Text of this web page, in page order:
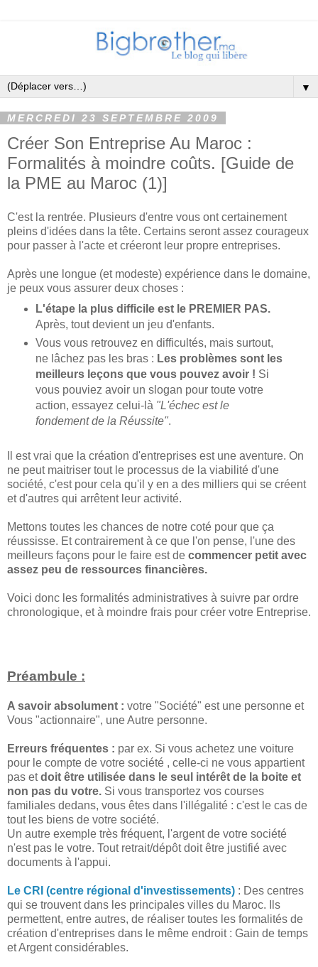
▼
MERCREDI 23 SEPTEMBRE 2009
Créer Son Entreprise Au Maroc :
Formalités à moindre coûts. [Guide de
la PME au Maroc (1)]
C'est la rentrée. Plusieurs d'entre vous ont certainement
pleins d'idées dans la tête. Certains seront assez courageux
pour passer à l'acte et créeront leur propre entreprises.
Après une longue (et modeste) expérience dans le domaine,
je peux vous assurer deux choses :
L'étape la plus difficile est le PREMIER PAS.
Après, tout devient un jeu d'enfants.
Vous vous retrouvez en difficultés, mais surtout,
ne lâchez pas les bras : Les problèmes sont les
meilleurs leçons que vous pouvez avoir ! Si
vous pouviez avoir un slogan pour toute votre
action, essayez celui-là "L'échec est le
fondement de la Réussite".
Il est vrai que la création d'entreprises est une aventure. On
ne peut maitriser tout le processus de la viabilité d'une
société, c'est pour cela qu'il y en a des milliers qui se créent
et d'autres qui arrêtent leur activité.
Mettons toutes les chances de notre coté pour que ça
réussisse. Et contrairement à ce que l'on pense, l'une des
meilleurs façons pour le faire est de commencer petit avec
assez peu de ressources financières.
Voici donc les formalités administratives à suivre par ordre
chronologique, et à moindre frais pour créer votre Entreprise.
Préambule :
A savoir absolument : votre "Société" est une personne et
Vous "actionnaire", une Autre personne.
Erreurs fréquentes : par ex. Si vous achetez une voiture
pour le compte de votre société , celle-ci ne vous appartient
pas etdoit être utilisée dans le seul intérêt de la boite et
non pas du votre. Si vous transportez vos courses
familiales dedans, vous êtes dans l'illégalité : c'est le cas de
tout les biens de votre société.
Un autre exemple très fréquent, l'argent de votre société
n'est pas le votre. Tout retrait/dépôt doit être justifié avec
documents à l'appui.
Le CRI (centre régional d'investissements) : Des centres
qui se trouvent dans les principales villes du Maroc. Ils
permettent, entre autres, de réaliser toutes les formalités de
création d'entreprises dans le même endroit : Gain de temps
et Argent considérables.